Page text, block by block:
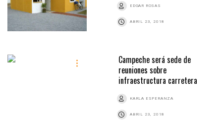
EDGAR ROSAS
ABRIL 23, 2018
Campeche será sede de
reuniones sobre
infraestructura carretera
KARLA ESPERANZA
ABRIL 23, 2018